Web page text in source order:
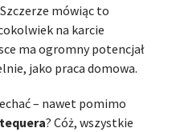
mówiąc to
na karcie
ma ogromny potencjał
jako praca domowa.
– nawet pomimo
? Cóż, wszystkie